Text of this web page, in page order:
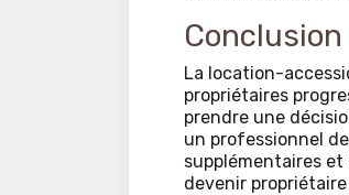
Conclusion
La location-
propriétaires
prendre une
un professionnel
supplémentaires
devenir